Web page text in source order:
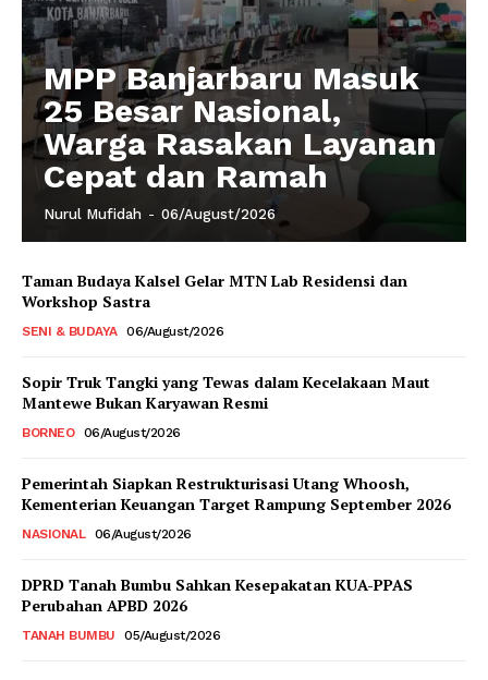
MPP Banjarbaru Masuk
25 Besar Nasional,
Warga Rasakan Layanan
Cepat dan Ramah
Nurul Mufidah - 06/August/2026
Taman Budaya Kalsel Gelar MTN Lab Residensi dan
Workshop Sastra
SENI & BUDAYA 06/August/2026
Sopir Truk Tangki yang Tewas dalam Kecelakaan Maut
Mantewe Bukan Karyawan Resmi
BORNEO 06/August/2026
Pemerintah Siapkan Restrukturisasi Utang Whoosh,
Kementerian Keuangan Target Rampung September 2026
NASIONAL 06/August/2026
DPRD Tanah Bumbu Sahkan Kesepakatan KUA-PPAS
Perubahan APBD 2026
TANAH BUMBU 05/August/2026